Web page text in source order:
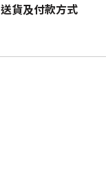
送貨及付款方式